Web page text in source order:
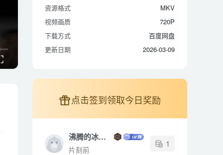
视频画质
720P
下载方式
百度网盘
更新日期
2026-03-09
资源格式
MKV
视频画质
720P
下载方式
百度网盘
更新日期
2026-03-09
点击签到领取今日奖励
沸腾的冰封点
片刻前
1